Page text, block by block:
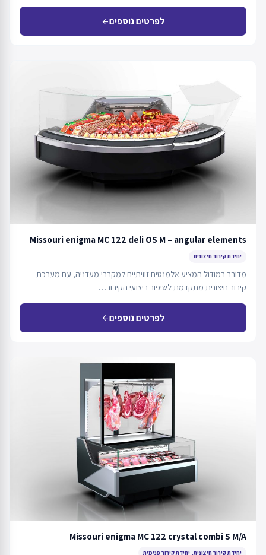
לפרטים נוספיםarrow_back
Missouri enigma MC 122 deli OS M – angular elements
יחידת קירור חיצונית
מדובר במודול המציע אלמנטים זוויתיים למקררי מעדניה, עם מערכת
קירור חיצונית מתקדמת לשיפור ביצועי הקירור…
לפרטים נוספיםarrow_back
Missouri enigma MC 122 crystal combi S M/A
יחידת קירור חיצונית, יחידת קירור פנימית